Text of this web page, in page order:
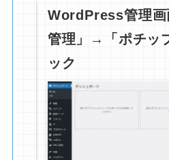
WordPress管理
管理」→「ポチッ
ック